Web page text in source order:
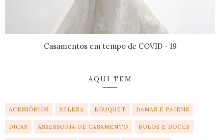
Casamentos em tempo de COVID - 19
AQUI TEM
ACESSÓRIOS BELEZA BOUQUET DAMAS E PAJENS
DICAS ASSESSORIA DE CASAMENTO BOLOS E DOCES